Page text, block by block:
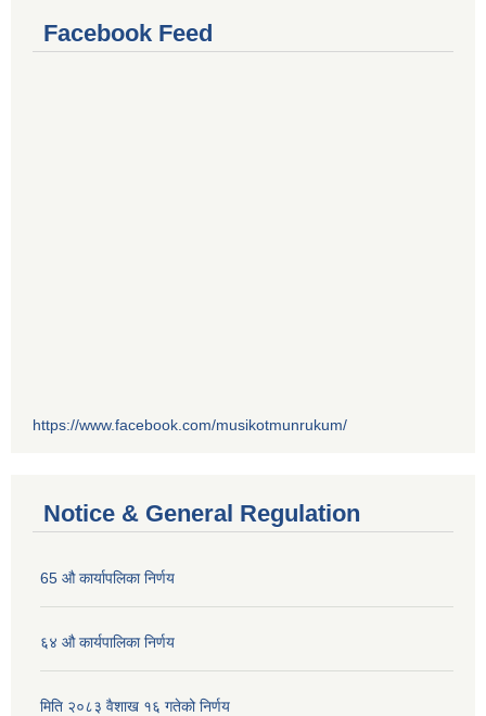
Facebook Feed
https://www.facebook.com/musikotmunrukum/
Notice & General Regulation
65 औ कार्यापलिका निर्णय
६४ औ कार्यपालिका निर्णय
मिति २०८३ वैशाख १६ गतेको निर्णय